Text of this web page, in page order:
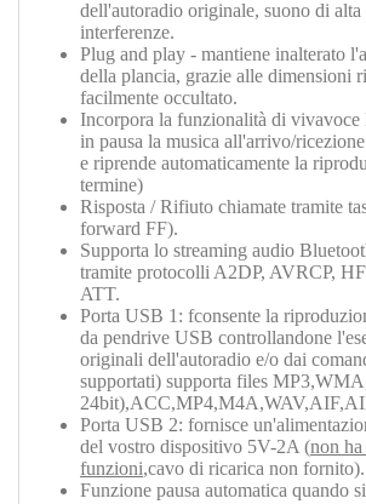
dell'autoradio originale, suono di alta
interferenze.
Plug and play - mantiene inalterato
della plancia, grazie alle dimensioni
facilmente occultato.
Incorpora la funzionalità di vivavoce
in pausa la musica all'arrivo/
e riprende automaticamente la
termine)
Risposta / Rifiuto chiamate tramite
forward FF).
Supporta lo streaming audio
tramite protocolli A2DP, AVRCP,
ATT.
Porta USB 1: fconsente la
da pendrive USB controllandone
originali dell'autoradio e/o dai
supportati) supporta files
Porta USB 2: fornisce
del vostro dispositivo 5V-2A (non
funzioni,cavo di ricarica non fornito).
Funzione pausa automatica quando